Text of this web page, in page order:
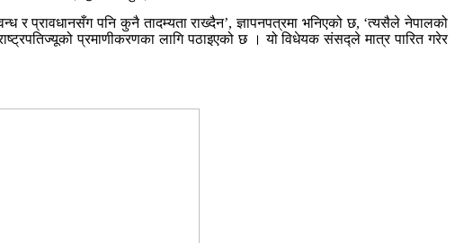
र प्रावधानसँग पनि कुनै तादम्यता राख्दैन’, ज्ञापनपत्रमा भनिएको छ, ‘त्यसैले नेपालको
प्रमाणीकरणका लागि पठाइएको छ । यो विधेयक संसद्ले मात्र पारित गरेर